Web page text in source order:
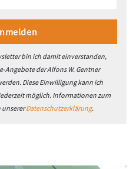
bin ich damit einverstanden,
Angebote der Alfons W. Gentner
Diese Einwilligung kann ich
möglich. Informationen zum
unsererDatenschutzerklärung.